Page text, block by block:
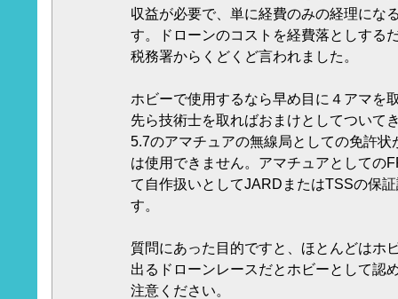
収益が必要で、単に経費のみの経理にな
す。ドローンのコストを経費落としする
税務署からくどくど言われました。
ホビーで使用するなら早め目に４アマを
先ら技術士を取ればおまけとしてついて
5.7のアマチュアの無線局としての免許
は使用できません。アマチュアとしての
て自作扱いとしてJARDまたはTSSの保
す。
質問にあった目的ですと、ほとんどはホ
出るドローンレースだとホビーとして認
注意ください。